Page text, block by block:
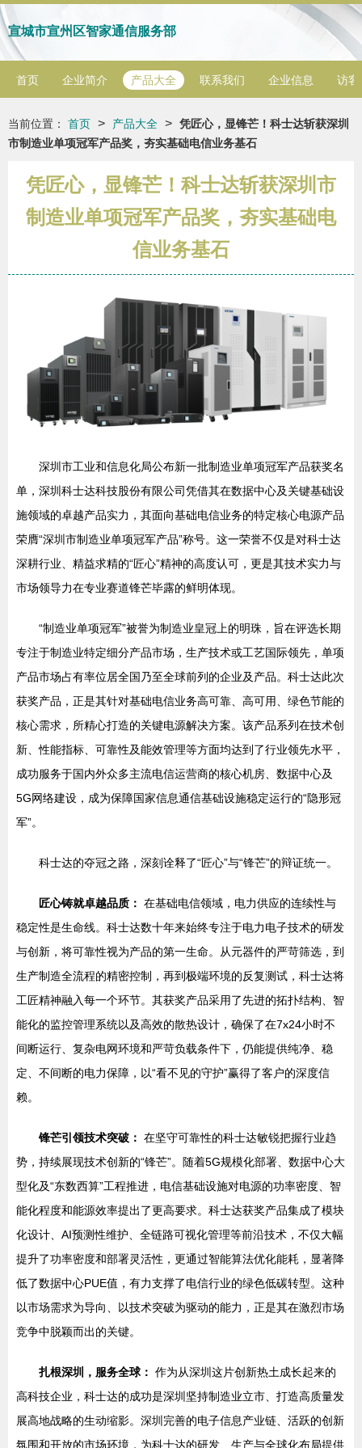
宣城市宣州区智家通信服务部
首页 企业简介 产品大全 联系我们 企业信息 访客
当前位置： 首页 > 产品大全 > 凭匠心，显锋芒！科士达斩获深圳
市制造业单项冠军产品奖，夯实基础电信业务基石
凭匠心，显锋芒！科士达斩获深圳市
制造业单项冠军产品奖，夯实基础电
信业务基石
深圳市工业和信息化局公布新一批制造业单项冠军产品获奖名
单，深圳科士达科技股份有限公司凭借其在数据中心及关键基础设
施领域的卓越产品实力，其面向基础电信业务的特定核心电源产品
荣膺“深圳市制造业单项冠军产品”称号。这一荣誉不仅是对科士达
深耕行业、精益求精的“匠心”精神的高度认可，更是其技术实力与
市场领导力在专业赛道锋芒毕露的鲜明体现。
“制造业单项冠军”被誉为制造业皇冠上的明珠，旨在评选长期
专注于制造业特定细分产品市场，生产技术或工艺国际领先，单项
产品市场占有率位居全国乃至全球前列的企业及产品。科士达此次
获奖产品，正是其针对基础电信业务高可靠、高可用、绿色节能的
核心需求，所精心打造的关键电源解决方案。该产品系列在技术创
新、性能指标、可靠性及能效管理等方面均达到了行业领先水平，
成功服务于国内外众多主流电信运营商的核心机房、数据中心及
5G网络建设，成为保障国家信息通信基础设施稳定运行的“隐形冠
军”。
科士达的夺冠之路，深刻诠释了“匠心”与“锋芒”的辩证统一。
匠心铸就卓越品质： 在基础电信领域，电力供应的连续性与
稳定性是生命线。科士达数十年来始终专注于电力电子技术的研发
与创新，将可靠性视为产品的第一生命。从元器件的严苛筛选，到
生产制造全流程的精密控制，再到极端环境的反复测试，科士达将
工匠精神融入每一个环节。其获奖产品采用了先进的拓扑结构、智
能化的监控管理系统以及高效的散热设计，确保了在7x24小时不
间断运行、复杂电网环境和严苛负载条件下，仍能提供纯净、稳
定、不间断的电力保障，以“看不见的守护”赢得了客户的深度信
赖。
锋芒引领技术突破： 在坚守可靠性的科士达敏锐把握行业趋
势，持续展现技术创新的“锋芒”。随着5G规模化部署、数据中心大
型化及“东数西算”工程推进，电信基础设施对电源的功率密度、智
能化程度和能源效率提出了更高要求。科士达获奖产品集成了模块
化设计、AI预测性维护、全链路可视化管理等前沿技术，不仅大幅
提升了功率密度和部署灵活性，更通过智能算法优化能耗，显著降
低了数据中心PUE值，有力支撑了电信行业的绿色低碳转型。这种
以市场需求为导向、以技术突破为驱动的能力，正是其在激烈市场
竞争中脱颖而出的关键。
扎根深圳，服务全球： 作为从深圳这片创新热土成长起来的
高科技企业，科士达的成功是深圳坚持制造业立市、打造高质量发
展高地战略的生动缩影。深圳完善的电子信息产业链、活跃的创新
氛围和开放的市场环境，为科士达的研发、生产与全球化布局提供